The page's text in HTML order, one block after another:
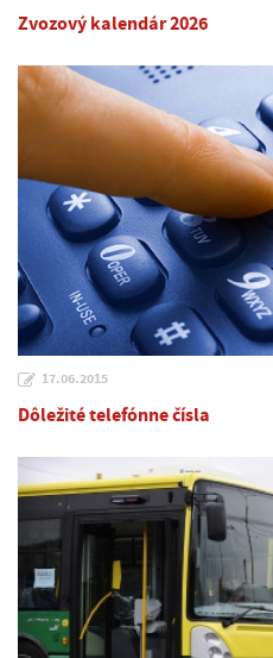
Zvozový kalendár 2026
17.06.2015
Dôležité telefónne čísla